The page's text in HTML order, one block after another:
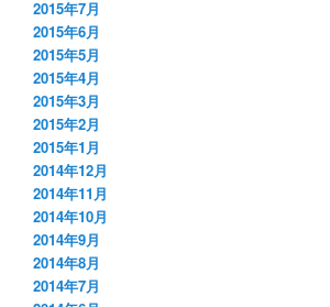
2015年7月
2015年6月
2015年5月
2015年4月
2015年3月
2015年2月
2015年1月
2014年12月
2014年11月
2014年10月
2014年9月
2014年8月
2014年7月